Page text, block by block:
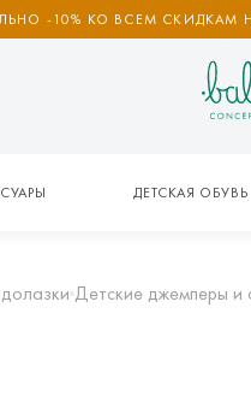
-10% КО ВСЕМ СКИДКАМ
ДЕТСКАЯ ОБУВЬ
Детские джемперы и